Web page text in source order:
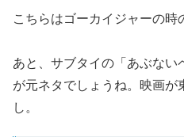
こちらはゴーカイジャーの時
あと、サブタイの「あぶない
が元ネタでしょうね。映画が
し。